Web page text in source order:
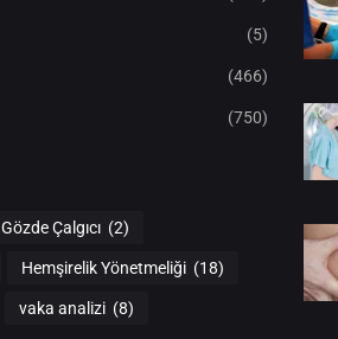
(5)
(466)
(750)
Gözde Çalgıcı (2)
Hemşirelik Yönetmeliği (18)
vaka analizi (8)